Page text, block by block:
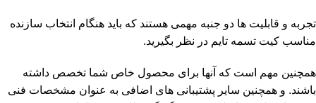
تجربه و قابلیت ها دو جنبه مهمی هستند که باید هنگام انتخاب سازنده
مناسب کیت تسمه تایم در نظر بگیرید.
همچنین مهم است که آنها برای محصول خاص شما تخصص داشته
باشند. و همچنین سایر پشتیبانی های اضافی به عنوان مشخصات فنی